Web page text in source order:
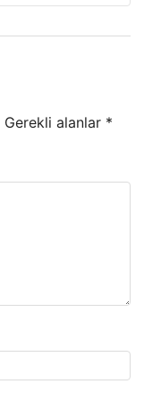
Gerekli alanlar *